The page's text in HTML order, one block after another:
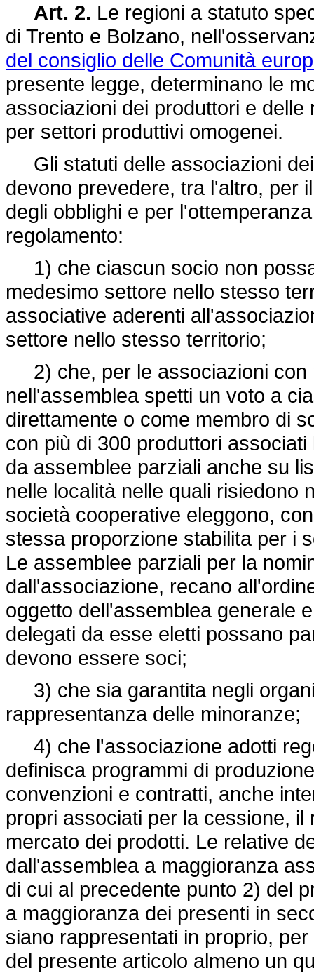
Art. 2. Le regioni a statuto
di Trento e Bolzano,
del consiglio delle Comunità
presente legge, determinano le
associazioni dei produttori e
per settori produttivi omogenei.
Gli statuti delle associazioni
devono prevedere, tra l'altro, per
degli obblighi e per
regolamento:
1) che ciascun socio non
medesimo settore nello stesso
associative aderenti
settore nello stesso territorio;
2) che, per le associazioni con
nell'assemblea spetti un voto a
direttamente o come membro di
con più di 300 produttori
da assemblee parziali anche su
nelle località nelle quali risiedono
società cooperative eleggono,
stessa proporzione stabilita per i
Le assemblee parziali per la
dall'associazione, recano
oggetto dell'assemblea generale
delegati da esse eletti possano
devono essere soci;
3) che sia garantita negli
rappresentanza delle minoranze;
4) che l'associazione adotti
definisca programmi di
convenzioni e contratti, anche
propri associati per la cessione,
mercato dei prodotti. Le relative
dall'assemblea a maggioranza
di cui al precedente punto 2) del
a maggioranza dei presenti in
siano rappresentati in proprio,
del presente articolo almeno un